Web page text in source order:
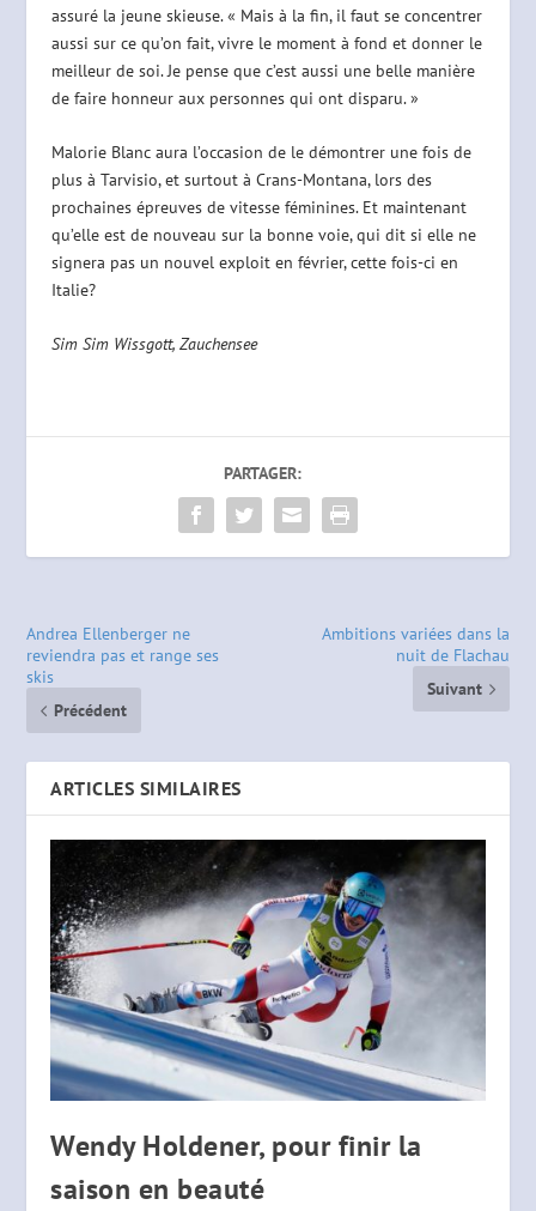
assuré la jeune skieuse. « Mais à la fin, il faut se concentrer
aussi sur ce qu’on fait, vivre le moment à fond et donner le
meilleur de soi. Je pense que c’est aussi une belle manière
de faire honneur aux personnes qui ont disparu. »
Malorie Blanc aura l’occasion de le démontrer une fois de
plus à Tarvisio, et surtout à Crans-Montana, lors des
prochaines épreuves de vitesse féminines. Et maintenant
qu’elle est de nouveau sur la bonne voie, qui dit si elle ne
signera pas un nouvel exploit en février, cette fois-ci en
Italie?
Sim Sim Wissgott, Zauchensee
PARTAGER:
Andrea Ellenberger ne
reviendra pas et range ses
skis
Précédent
Ambitions variées dans la
nuit de Flachau
Suivant
ARTICLES SIMILAIRES
Wendy Holdener, pour finir la
saison en beauté